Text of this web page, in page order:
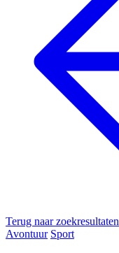
Terug naar zoekresultaten
Avontuur Sport